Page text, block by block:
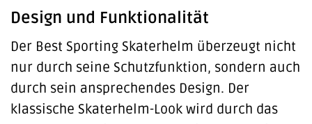
Design und Funktionalität
Der Best Sporting Skaterhelm überzeugt nicht
nur durch seine Schutzfunktion, sondern auch
durch sein ansprechendes Design. Der
klassische Skaterhelm-Look wird durch das